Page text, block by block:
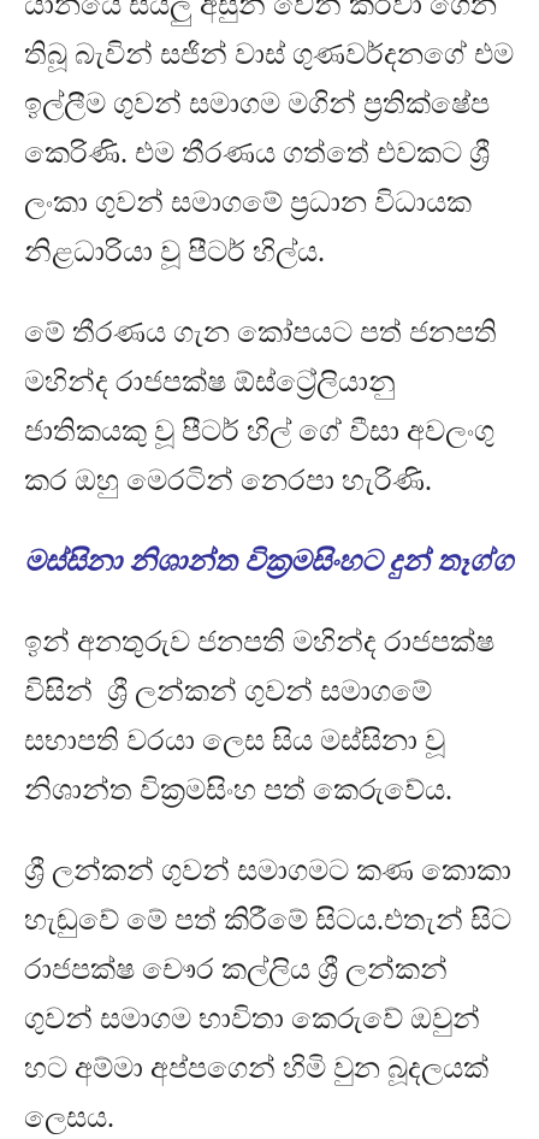
තිබූ බැවින් සජින් වාස් ගුණවර්දනගේ එම
ඉල්ලීම ගුවන් සමාගම මගින් ප්‍රතික්ෂේප
කෙරිණි. එම තීරණය ගත්තේ එවකට ශ්‍රී
ලංකා ගුවන් සමාගමේ ප්‍රධාන විධායක
නිළධාරියා වූ පීටර් හිල්ය.
මේ තීරණය ගැන කෝපයට පත් ජනපති
මහින්ද රාජපක්ෂ ඕස්ට්‍රේලියානු
ජාතිකයකු වූ පීටර් හිල් ගේ වීසා අවලංගු
කර ඔහු මෙරටින් නෙරපා හැරිණි.
මස්සිනා නිශාන්ත වික්‍රමසිංහට දුන් තෑග්ග
ඉන් අනතුරුව ජනපති මහින්ද රාජපක්ෂ
විසින් ශ්‍රී ලන්කන් ගුවන් සමාගමේ
සභාපති වරයා ලෙස සිය මස්සිනා වූ
නිශාන්ත වික්‍රමසිංහ පත් කෙරුවේය.
ශ්‍රී ලන්කන් ගුවන් සමාගමට කණ කොකා
හැඬුවේ මේ පත් කිරීමේ සිටය.එතැන් සිට
රාජපක්ෂ චෞර කල්ලිය ශ්‍රී ලන්කන්
ගුවන් සමාගම භාවිතා කෙරු⁣වේ ඔවුන්
හට අම්මා අප්පගෙන් හිමි වුන බූදලයක්
ලෙසය.